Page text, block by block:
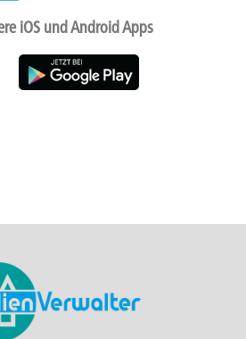
iOS und Android Apps